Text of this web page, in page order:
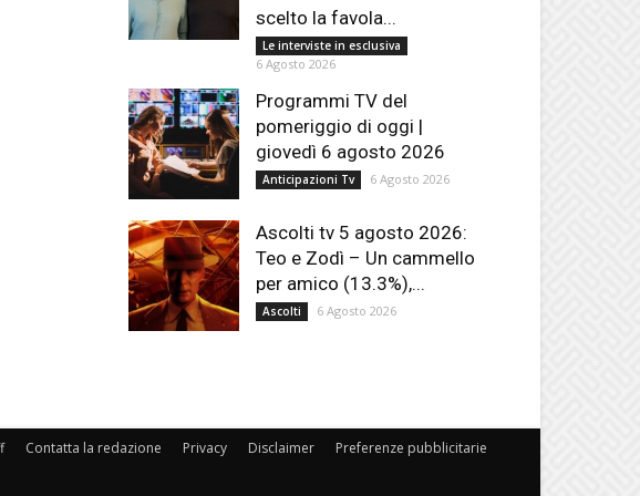
scelto la favola...
Le interviste in esclusiva
6 Agosto 2026
Programmi TV del
pomeriggio di oggi |
giovedì 6 agosto 2026
Anticipazioni Tv 6 Agosto 2026
Ascolti tv 5 agosto 2026:
Teo e Zodì – Un cammello
per amico (13.3%),...
Ascolti 6 Agosto 2026
Contatta la redazione Privacy Disclaimer Preferenze pubblicitarie